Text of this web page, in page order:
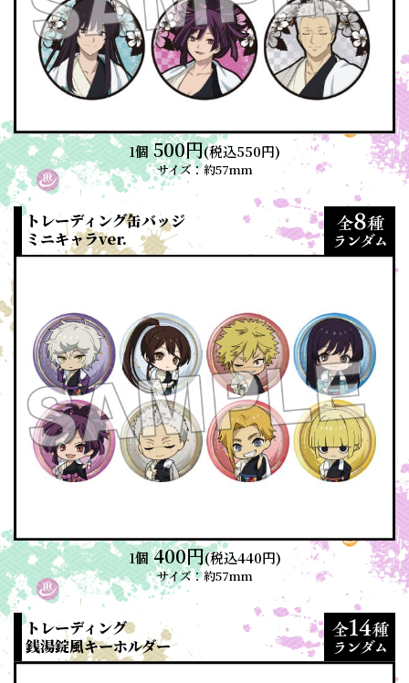
1個 500円(税込550円)
サイズ：約57mm
トレーディング缶バッジ
ミニキャラver.
1個 400円(税込440円)
サイズ：約57mm
トレーディング
銭湯錠風キーホルダー